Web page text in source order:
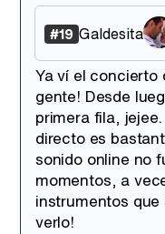
#19 Galdesita
Ya ví el concierto
gente! Desde
primera fila,
directo es
sonido online no
momentos, a
instrumentos
verlo!